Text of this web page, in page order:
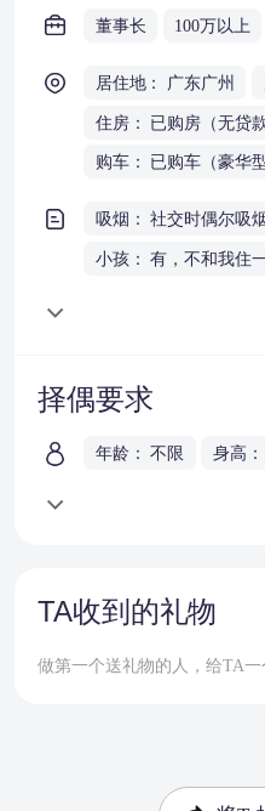
董事长 100万以上
居住地： 广东广州
住房： 已购房（无贷款
购车： 已购车（豪华型
吸烟： 社交时偶尔吸
小孩： 有，不和我住
择偶要求
年龄： 不限 身高
TA收到的礼物
做第一个送礼物的人，给TA一